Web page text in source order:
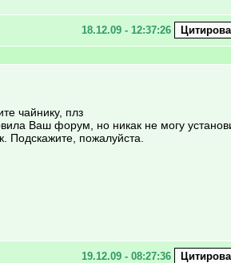
18.12.09 - 12:37:26
чайнику, плз
Ваш форум, но никак не могу
Подскажите, пожалуйста.
19.12.09 - 08:27:36